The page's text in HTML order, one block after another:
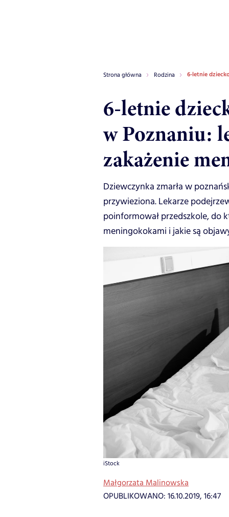
Strona główna Rodzina 6-letnie
6-letnie
w Poznaniu:
zakażenie
Dziewczynka zmarła w
przywieziona. Lekarze
poinformował przedszkole, do
meningokokami i jakie są
iStock
Małgorzata Malinowska
OPUBLIKOWANO: 16.10.2019, 16:47